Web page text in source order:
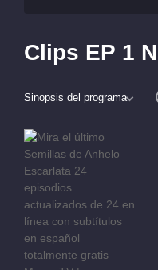
Clips EP 1
Sinopsis del programa